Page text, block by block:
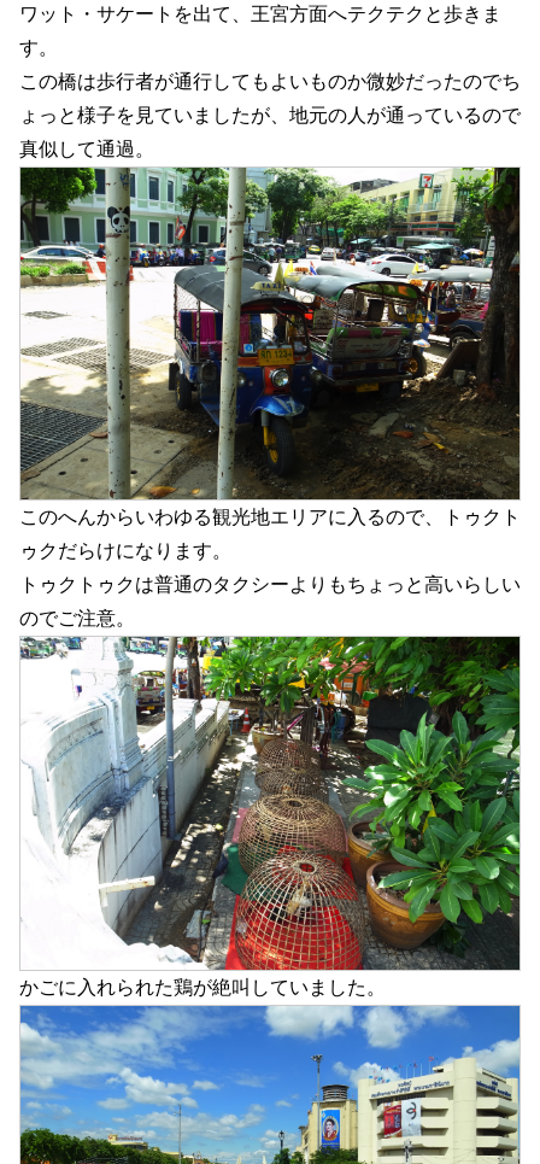
ワット・サケートを出て、王宮方面へテクテクと歩きま
す。
この橋は歩行者が通行してもよいものか微妙だったのでち
ょっと様子を見ていましたが、地元の人が通っているので
真似して通過。
このへんからいわゆる観光地エリアに入るので、トゥクト
ゥクだらけになります。
トゥクトゥクは普通のタクシーよりもちょっと高いらしい
のでご注意。
かごに入れられた鶏が絶叫していました。